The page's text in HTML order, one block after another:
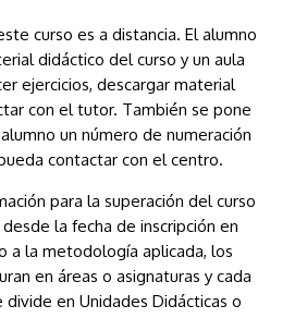
curso es a distancia. El alumno
didáctico del curso y un aula
ejercicios, descargar material
con el tutor. También se pone
un número de numeración
contactar con el centro.
para la superación del curso
la fecha de inscripción en
a la metodología aplicada, los
en áreas o asignaturas y cada
divide en Unidades Didácticas o